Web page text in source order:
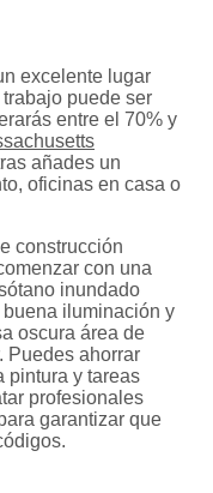
excelente lugar
puede ser
entre el 70% y
añades un
oficinas en casa o
construcción
con una
inundado
iluminación y
oscura área de
Puedes ahorrar
pintura y tareas
profesionales
garantizar que